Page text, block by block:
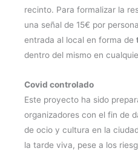
recinto. Para formalizar la
una señal de 15€ por
entrada al local en forma de
dentro del mismo en
Covid controlado
Este proyecto ha sido
organizadores con el fin de
de ocio y cultura en la
la tarde viva, pese a los